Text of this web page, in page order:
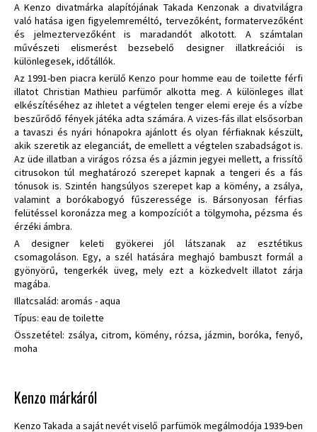
A Kenzo divatmárka alapítójának Takada Kenzonak a divatvilágra
való hatása igen figyelemreméltó, tervezőként, formatervezőként
és jelmeztervezőként is maradandót alkotott. A számtalan
művészeti elismerést bezsebelő designer illatkreációi is
különlegesek, időtállók.
Az 1991-ben piacra kerülő Kenzo pour homme eau de toilette férfi
illatot Christian Mathieu parfümőr alkotta meg. A különleges illat
elkészítéséhez az ihletet a végtelen tenger elemi ereje és a vízbe
beszűrődő fények játéka adta számára. A vizes-fás illat elsősorban
a tavaszi és nyári hónapokra ajánlott és olyan férfiaknak készült,
akik szeretik az eleganciát, de emellett a végtelen szabadságot is.
Az üde illatban a virágos rózsa és a jázmin jegyei mellett, a frissítő
citrusokon túl meghatározó szerepet kapnak a tengeri és a fás
tónusok is. Szintén hangsúlyos szerepet kap a kömény, a zsálya,
valamint a borókabogyó fűszeressége is. Bársonyosan férfias
felütéssel koronázza meg a kompozíciót a tölgymoha, pézsma és
érzéki ámbra.
A designer keleti gyökerei jól látszanak az esztétikus
csomagoláson. Egy, a szél hatására meghajó bambuszt formál a
gyönyörű, tengerkék üveg, mely ezt a közkedvelt illatot zárja
magába.
Illatcsalád: aromás - aqua
Típus: eau de toilette
Összetétel: zsálya, citrom, kömény, rózsa, jázmin, boróka, fenyő,
moha
Kenzo márkáról
Kenzo Takada a saját nevét viselő parfümök megálmodója 1939-ben